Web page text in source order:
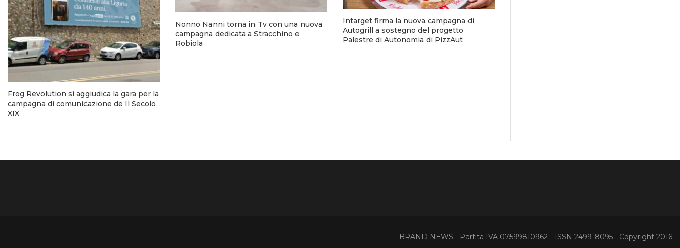
Frog Revolution si aggiudica la gara per la
campagna di comunicazione de Il Secolo
XIX
Nonno Nanni torna in Tv con una nuova
campagna dedicata a Stracchino e
Robiola
Intarget firma la nuova campagna di
Autogrill a sostegno del progetto
Palestre di Autonomia di PizzAut
BRAND NEWS - Partita IVA 07599810962 - ISSN 2499-8095 - Copyright 2016